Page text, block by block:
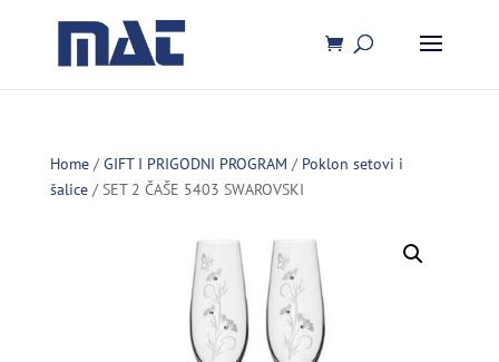
Home/GIFT I PRIGODNI PROGRAM / Poklon setovi i
šalice/ SET 2 ČAŠE 5403 SWAROVSKI